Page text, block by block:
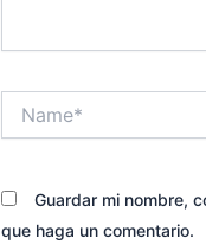
Guardar mi nombre,
que haga un comentario.